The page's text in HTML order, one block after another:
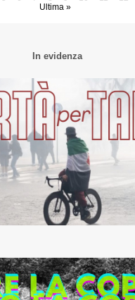
attuale
Ultima »
In evidenza